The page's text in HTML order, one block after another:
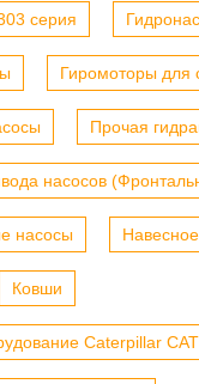
серия
Гиромоторы для
Прочая
насосов
насосы
Ковши
Caterpillar CAT